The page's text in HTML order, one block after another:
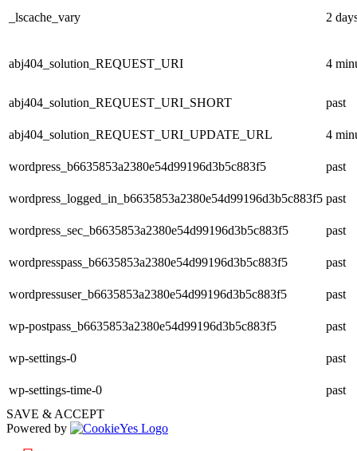
_lscache_vary 2
abj404_solution_REQUEST_URI 4
abj404_solution_REQUEST_URI_SHORT past
abj404_solution_REQUEST_URI_UPDATE_URL 4
wordpress_b6635853a2380e54d99196d3b5c883f5 past
wordpress_logged_in_b6635853a2380e54d99196d3b5c883f5 past
wordpress_sec_b6635853a2380e54d99196d3b5c883f5 past
wordpresspass_b6635853a2380e54d99196d3b5c883f5 past
wordpressuser_b6635853a2380e54d99196d3b5c883f5 past
wp-postpass_b6635853a2380e54d99196d3b5c883f5 past
wp-settings-0 past
wp-settings-time-0
past
SAVE & ACCEPT
Powered by